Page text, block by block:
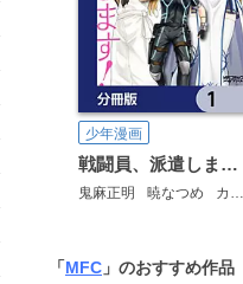
少年漫画
戦闘員、派遣します！【分冊版】
鬼麻正明 暁なつめ カカオ・ランタン
「MFC 」のおすすめ作品